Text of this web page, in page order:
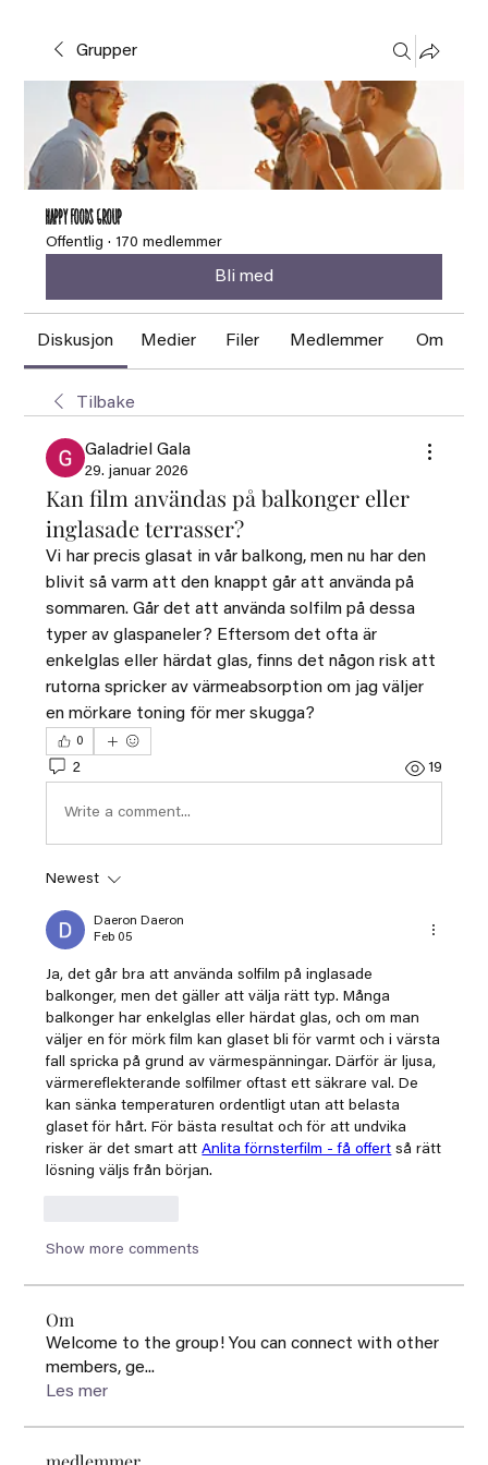
Grupper
HAPPY FOODS Group
Offentlig · 170 medlemmer
Bli med
Diskusjon Medier Filer Medlemmer Om
Tilbake
Galadriel Gala
29. januar 2026
Kan film användas på balkonger eller
inglasade terrasser?
Vi har precis glasat in vår balkong, men nu har den
blivit så varm att den knappt går att använda på
sommaren. Går det att använda solfilm på dessa
typer av glaspaneler? Eftersom det ofta är
enkelglas eller härdat glas, finns det någon risk att
rutorna spricker av värmeabsorption om jag väljer
en mörkare toning för mer skugga?
0
2 19
Write a comment...
Newest
Daeron Daeron
Feb 05
Ja, det går bra att använda solfilm på inglasade
balkonger, men det gäller att välja rätt typ. Många
balkonger har enkelglas eller härdat glas, och om man
väljer en för mörk film kan glaset bli för varmt och i värsta
fall spricka på grund av värmespänningar. Därför är ljusa,
värmereflekterande solfilmer oftast ett säkrare val. De
kan sänka temperaturen ordentligt utan att belasta
glaset för hårt. För bästa resultat och för att undvika
risker är det smart att Anlita förnsterfilm - få offert så rätt
lösning väljs från början.
Show more comments
Om
Welcome to the group! You can connect with other
members, ge...
Les mer